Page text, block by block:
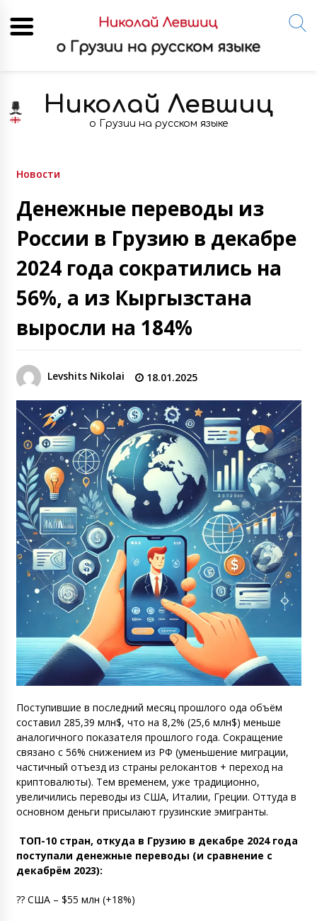
content
Николай Левшиц
о Грузии на русском языке
Новости
Денежные переводы из
России в Грузию в декабре
2024 года сократились на
56%, а из Кыргызстана
выросли на 184%
Levshits Nikolai 18.01.2025
Поступившие в последний месяц прошлого ода объём
составил 285,39 млн$, что на 8,2% (25,6 млн$) меньше
аналогичного показателя прошлого года. Сокращение
связано с 56% снижением из РФ (уменьшение миграции,
частичный отъезд из страны релокантов + переход на
криптовалюты). Тем временем, уже традиционно,
увеличились переводы из США, Италии, Греции. Оттуда в
основном деньги присылают грузинские эмигранты.
ТОП-10 стран, откуда в Грузию в декабре 2024 года
поступали денежные переводы (и сравнение с
декабрём 2023):
?? США – $55 млн (+18%)